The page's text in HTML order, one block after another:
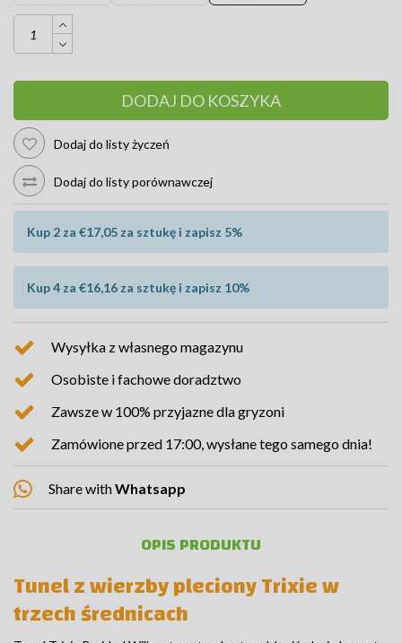
DODAJ DO KOSZYKA
Dodaj do listy życzeń
Dodaj do listy porównawczej
Kup 2 za €17,05 za sztukę i zapisz 5%
Kup 4 za €16,16 za sztukę i zapisz 10%
Wysyłka z własnego magazynu
Osobiste i fachowe doradztwo
Zawsze w 100% przyjazne dla gryzoni
Zamówione przed 17:00, wysłane tego samego dnia!
Share withWhatsapp
OPIS PRODUKTU
Tunel z wierzby pleciony Trixie w
trzech średnicach